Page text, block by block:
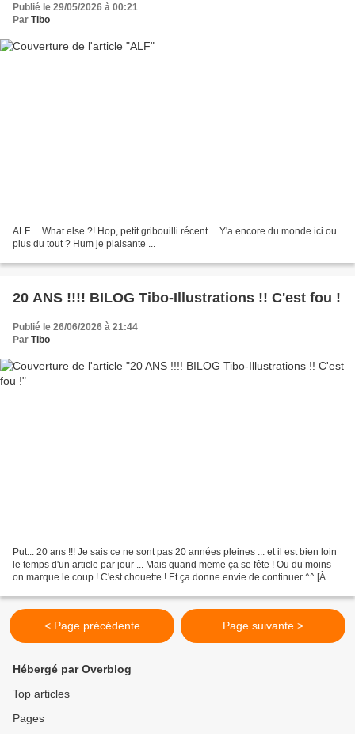
Publié le 29/05/2026 à 00:21
Par Tibo
ALF ... What else ?! Hop, petit gribouilli récent ... Y'a encore du monde ici ou
plus du tout ? Hum je plaisante ...
20 ANS !!!! BILOG Tibo-Illustrations !! C'est fou !
Publié le 26/06/2026 à 21:44
Par Tibo
Put... 20 ans !!! Je sais ce ne sont pas 20 années pleines ... et il est bien loin
le temps d'un article par jour ... Mais quand meme ça se fête ! Ou du moins
on marque le coup ! C'est chouette ! Et ça donne envie de continuer ^^ [À
< Page précédente Page suivante >
Hébergé par Overblog
Top articles
Pages